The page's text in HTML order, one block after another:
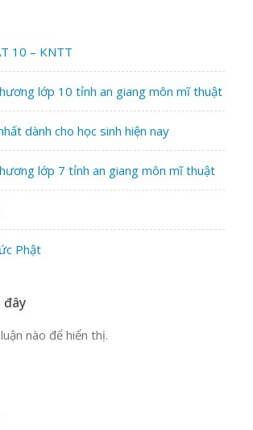
10 – KNTT
lớp 10 tỉnh an giang môn mĩ thuật
dành cho học sinh hiện nay
lớp 7 tỉnh an giang môn mĩ thuật
Phật
đây
nào để hiển thị.